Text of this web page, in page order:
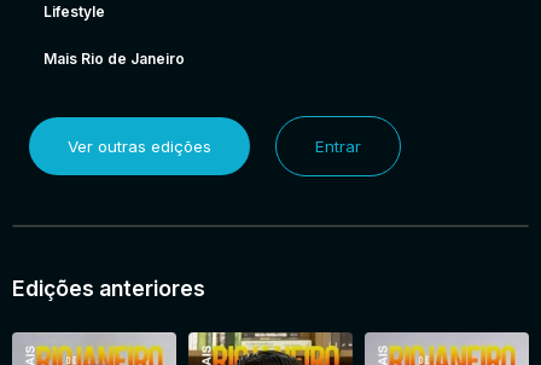
Lifestyle
Mais Rio de Janeiro
Ver outras edições Entrar
Edições anteriores